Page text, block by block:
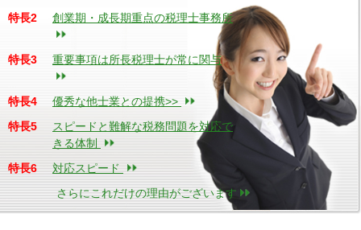
特長2
創業期・成長期重点の税理士事務所
特長3 重要事項は所長税理士が常に関与
特長4
優秀な他士業との提携>>
特長5
スピードと難解な税務問題を対応で
きる体制
特長6
対応スピード
さらにこれだけの理由がございます